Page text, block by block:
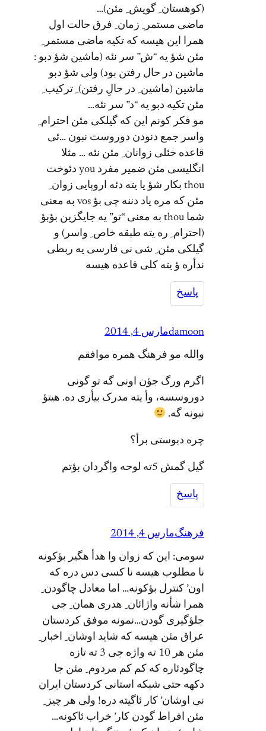
(کوهستان ِ گویش ِ مئن)…
ماضی مستمر ِ زمان ِ فرق حالت اول
همرا این هیسه که تکیه ماضی مستمر ِ
مئن شؤ یه “ش” سر نئه (ماشین شؤ دبو :
ماشین در حال رفتن بود) ولی شؤ دبو
ماشین (ماشین ِ در حالِ رفتن) ِ ترکیب ِ
مئن تکیه دبو یه “د” سر نئه…
مو فکر کونم این که گیلکی مئن احترام ِ
واسر جمع دنودن دوروست نبون …ئی
قاعده خئلی زوانان ِ مئن نئه … مثلا
انگلیسی مئن ضمیر مفرد you دئوخت
thou بکار شؤ یا یته دئه اروپایی زوان ِ
مئن که مره یاد دننه چی بؤ vos به معنی
شما thou به معنی “تو” یه جایگزین بؤبؤ
(احترام ِ ره یته طبقه خاص ِ واسر) و
گیلکی مئن ِ شی نی فارسی یه ربطی
ندأره ؤ یته کلی قاعده هیسه
پاسخ
damoonمارس 4, 2014
والله مو فرهنگ همره موافقم
اگرم ورگ جؤن اونی گه تو گونی
دوروسسه، وأ یته مدرک بیأری ده. هیتؤ
نبونه گه.
چره دبوستی برأ؟
گیل گمش 5ته لوحه واگردان بؤتم
پاسخ
فرهنگمارس 4, 2014
سومی: این که زوان وا هدأ هگیر بؤکونه
نا مطلوب هیسه نا کسی دس دره که
اون’ کنترل بؤکونه… اما معادل چاگودن ِ
همرا شأنه واژائان ِ هدری همان ِ جی
جلؤگیری گودن…نمونه موفق کردستان
عراق مئن هیسه که شاید اوشان ِ اخبار ِ
مئن هر 10 ته واژه جی 3 ته تازه
چاگودئاره که کم کم مردوم ِ مئن جا
دکهه حتی شبکه استانی کردستان ایران
نی اوشان’ کار ئاگیته دره! ولی هر چیز ِ
مئن افراط گودن کار’ خراب ئاکونه…